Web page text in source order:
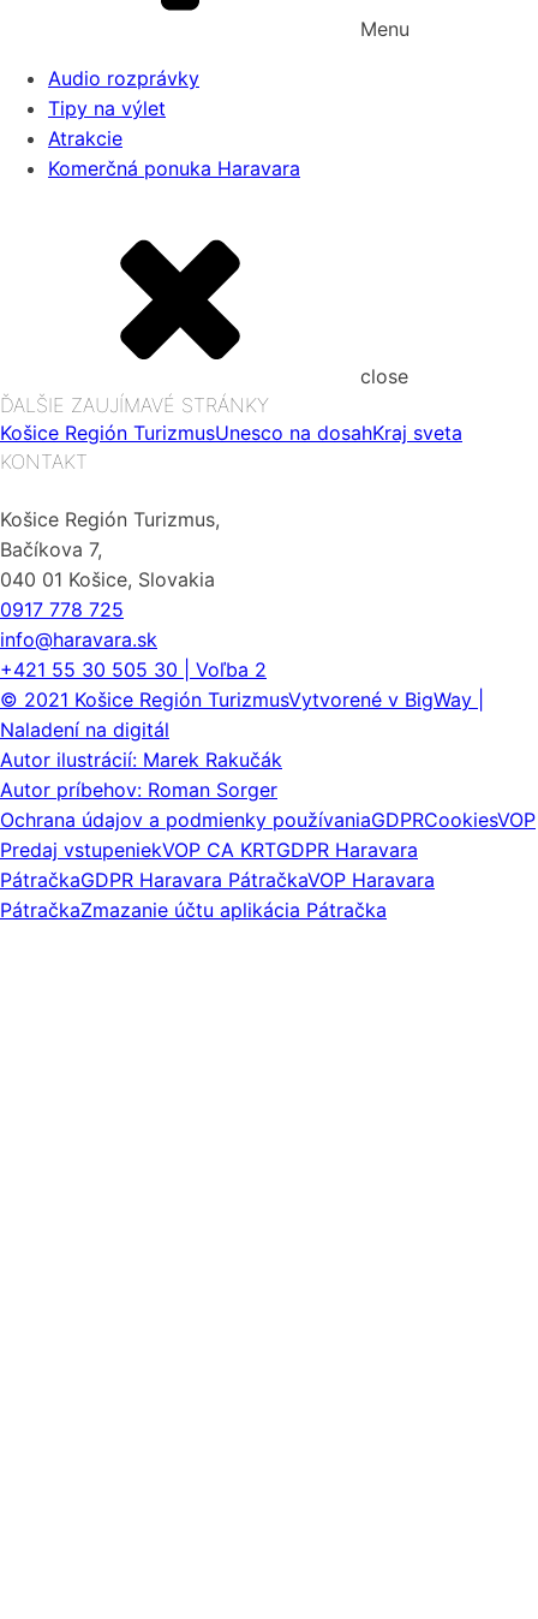
Menu
Audio rozprávky
Tipy na výlet
Atrakcie
Komerčná ponuka Haravara
close
ĎALŠIE ZAUJÍMAVÉ STRÁNKY
Košice Región TurizmusUnesco na dosahKraj sveta
KONTAKT
Košice Región Turizmus,
Bačíkova 7,
040 01 Košice, Slovakia
0917 778 725
info@haravara.sk
+421 55 30 505 30 | Voľba 2
© 2021 Košice Región TurizmusVytvorené v BigWay |
Naladení na digitál
Autor ilustrácií: Marek Rakučák
Autor príbehov: Roman Sorger
Ochrana údajov a podmienky používaniaGDPRCookiesVOP
Predaj vstupeniekVOP CA KRTGDPR Haravara
PátračkaGDPR Haravara PátračkaVOP Haravara
PátračkaZmazanie účtu aplikácia Pátračka